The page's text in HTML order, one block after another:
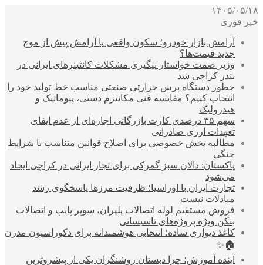
۱۴۰۵/۰۵/۱۸
خبر فوری
آرامش بازار خودرو؛ سکون واقعی یا آرامش پیش از موج
جدید قیمت‌ها؟
وزیر صمت خواستار پیگیری مشکلات کانتینرهای ایرانی در
بندر کراچی شد
چطور دستگاه پرس حرارتی صنعتی مناسب خط تولید خود را
انتخاب کنیم؟ مقایسه فنی مکانیزم دستی، پنوماتیک و
هیدرولیک
سهم ۳۵ درصدی کارت بازرگانی اجاره‌ای از عدم ایفای
تعهدات ارزی صادراتی
مطالبه بخش خصوصی برای اصلاح قوانین متناسب با شرایط
جنگی
پاکستان: دالان سبز گمرکی برای تجار ایرانی در کراچی ایجاد
می‌شود
تجارت ایران با اوراسیا؛ ظرفیت مرزها پاسخگوی رشد
مبادلات نیست
فروش مستقیم لوله اتصالات پلیران، سوپر پایپ و اتصالات
بنکن ویژه پروژه‌های تاسیساتی
کاغذ دیواری ساده؛ انتخابی هوشمندانه برای دکوراسیون مدرن
🏠✨
آینده آموزش؛ چرا دبستان روشنگران یکی از پیشروترین